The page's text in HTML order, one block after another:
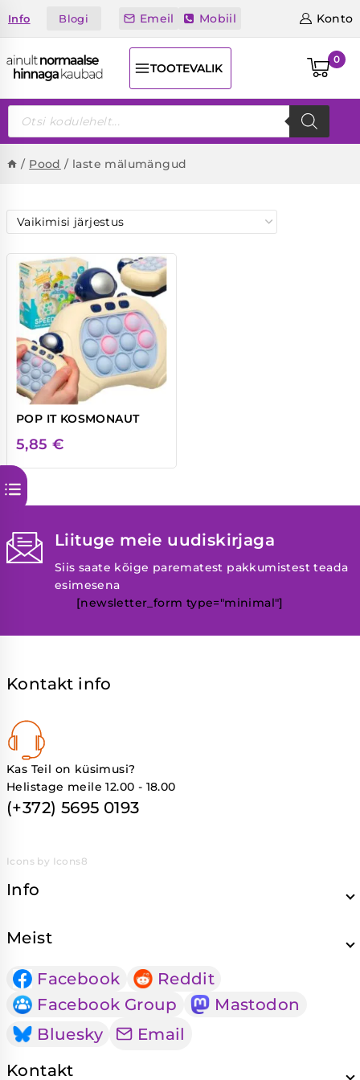
toInfo Blogi Emeil Mobiil Konto
TOOTEVALIK
0
Products
search
/ Pood / laste mälumängud
POP IT KOSMONAUT
5,85 €
Liituge meie uudiskirjaga
Siis saate kõige parematest pakkumistest teada
esimesena
[newsletter_form type="minimal"]
Kontakt info
Kas Teil on küsimusi?
Helistage meile 12.00 - 18.00
(+372) 5695 0193
Icons by Icons8
Info
Meist
Facebook
Reddit
Facebook Group
Mastodon
Bluesky
Email
Kontakt